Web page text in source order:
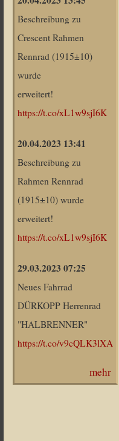
Beschreibung zu
Crescent Rahmen
Rennrad (1915±10)
wurde
erweitert!
https://t.co/xL1w9sjI6K
20.04.2023 13:41
Beschreibung zu
Rahmen Rennrad
(1915±10) wurde
erweitert!
https://t.co/xL1w9sjI6K
29.03.2023 07:25
Neues Fahrrad
DÜRKOPP Herrenrad
"HALBRENNER"
https://t.co/v9cQLK3lXA
mehr